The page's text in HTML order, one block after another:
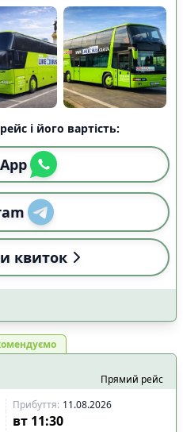
і його вартість:
квиток
Прямий рейс
Прибуття: 11.08.2026
вт 11:30